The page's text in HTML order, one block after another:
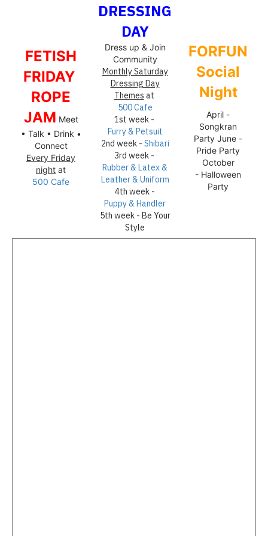
FETISH
FRIDAY
ROPE
JAM Meet
• Talk • Drink •
Connect
Every Friday
night at
500 Cafe
DRESSING
DAY
Dress up & Join
Community
Monthly Saturday
Dressing Day
Themes at
500 Cafe
1st week -
Furry & Petsuit
2nd week - Shibari
3rd week -
Rubber & Latex &
Leather & Uniform
4th week -
Puppy & Handler
5th week - Be Your
Style
FORFUN
Social
Night
April -
Songkran
Party June -
Pride Party
October
- Halloween
Party